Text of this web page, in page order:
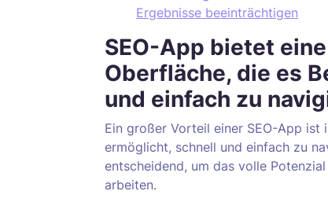
Ergebnisse beeinträchtigen
SEO-App bietet
Oberfläche, die es
und einfach zu
Ein großer Vorteil einer SEO-App ist
ermöglicht, schnell und einfach zu
entscheidend, um das volle
arbeiten.